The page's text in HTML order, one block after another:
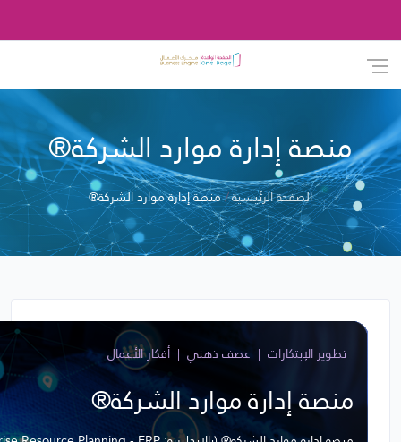
منصة إدارة موارد الشركة®
الصفحة الرئيسية منصة إدارة موارد الشركة®
تطوير الإبتكارات عصف ذهني أفكار الأعمال
منصة إدارة موارد الشركة®